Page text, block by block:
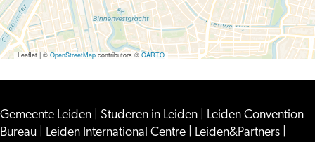
Leaflet| ©OpenStreetMapcontributors ©CARTO
Gemeente Leiden Studeren in Leiden
Leiden Convention
Bureau
Leiden International Centre Leiden&Partners